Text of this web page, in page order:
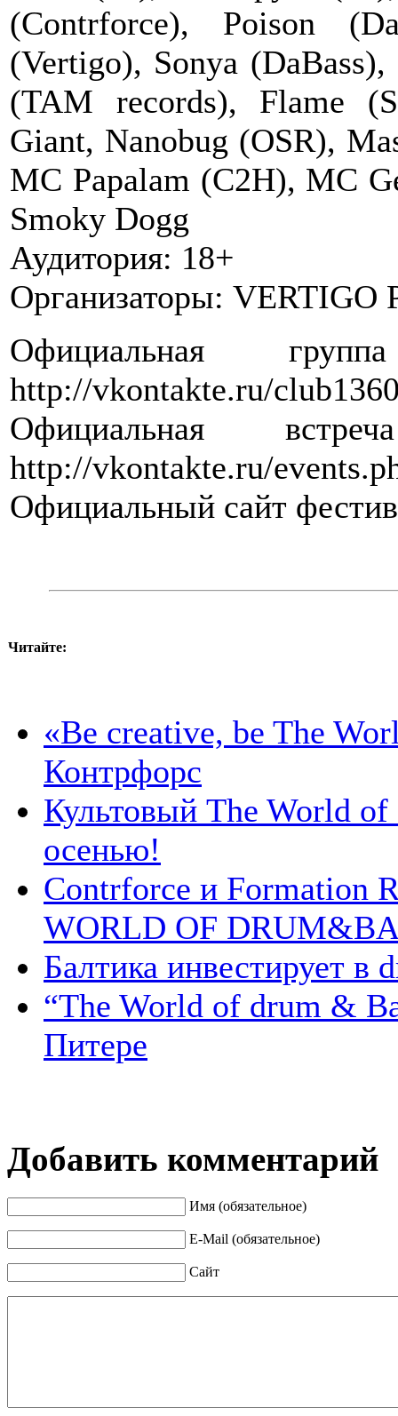
(Contrforce), Poison
(Vertigo), Sonya
(TAM records), Flame
Giant, Nanobug (OSR),
MC Papalam (C2H), MC
Smoky Dogg
Аудитория: 18+
Организаторы: VERTIGO
Официальная
http://vkontakte.ru/
Официальная
http://vkontakte.ru/
Официальный сайт
Читайте:
«Be creative, be The
Контрфорс
Культовый The World
осенью!
Contrforce и Formation
WORLD OF
Балтика инвестирует в
“The World of drum &
Питере
Добавить комментарий
Имя (обязательное)
E-Mail (обязательное)
Сайт